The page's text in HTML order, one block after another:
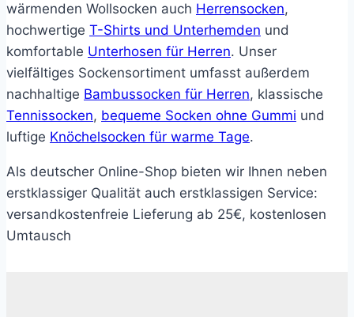
wärmenden Wollsocken auch Herrensocken,
hochwertige T-Shirts und Unterhemden und
komfortable Unterhosen für Herren. Unser
vielfältiges Sockensortiment umfasst außerdem
nachhaltige Bambussocken für Herren, klassische
Tennissocken, bequeme Socken ohne Gummi und
luftige Knöchelsocken für warme Tage.
Als deutscher Online-Shop bieten wir Ihnen neben
erstklassiger Qualität auch erstklassigen Service:
versandkostenfreie Lieferung ab 25€, kostenlosen
Umtausch